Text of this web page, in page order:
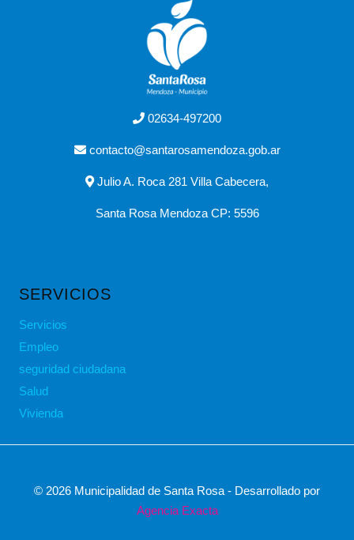
02634-497200
contacto@santarosamendoza.gob.ar
Julio A. Roca 281 Villa Cabecera,
Santa Rosa Mendoza CP: 5596
SERVICIOS
Servicios
Empleo
seguridad ciudadana
Salud
Vivienda
© 2026 Municipalidad de Santa Rosa - Desarrollado por
Agencia Exacta